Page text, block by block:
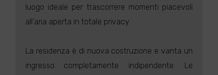
luogo ideale per trascorrere momenti piacevoli
all'aria aperta in totale privacy.
La residenza è di nuova costruzione e vanta un
ingresso completamente indipendente. Le